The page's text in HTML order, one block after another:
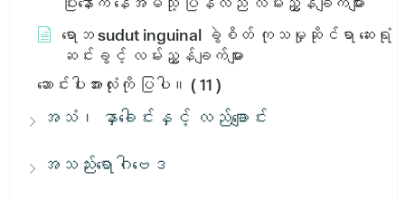
ရောဘ sudut inguinal ခွဲစိတ် ကုသမှုဆိုင်ရာ ဆေးရုံ
ဆင်းခွင့် လမ်းညွှန်ချက်များ
ဆောင်းပါးအားလုံးကို ပြပါ။ ( 11 )
အသံ၊ နှာခေါင်းနှင့် လည်ချောင်း
အသည်းရောဂါဗေဒ